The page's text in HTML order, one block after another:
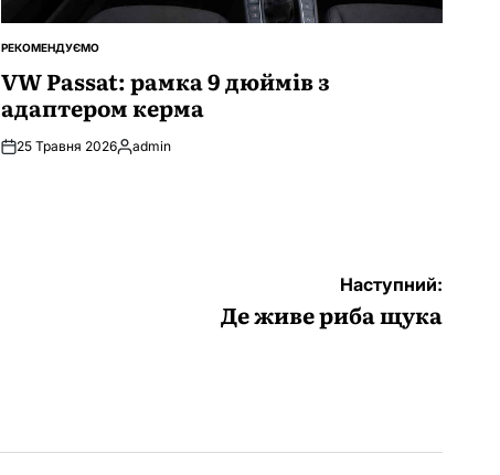
ОПУБЛІКУВАТИ
РЕКОМЕНДУЄМО
VW Passat: рамка 9 дюймів з
адаптером керма
25 Травня 2026Опубліковано
admin
Наступний:
Де живе риба щука